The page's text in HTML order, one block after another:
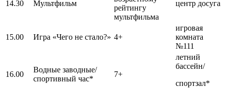
14.30 Мультфильм
рейтингу
мультфильма
центр досуга
15.00 Игра «Чего не стало?» 4+
игровая
комната
№111
16.00
Водные заводные/
спортивный час*
7+
летний
бассейн/
спортзал*